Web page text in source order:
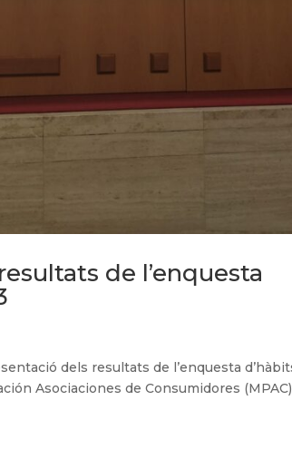
de l’enquesta
dels resultats de l’enquesta
Asociaciones de Consumidores